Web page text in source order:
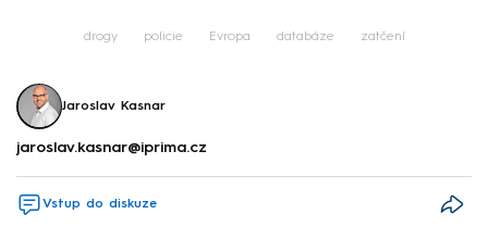
drogy policie Evropa databáze zatčení
Jaroslav Kasnar
jaroslav.kasnar@iprima.cz
Vstup do diskuze